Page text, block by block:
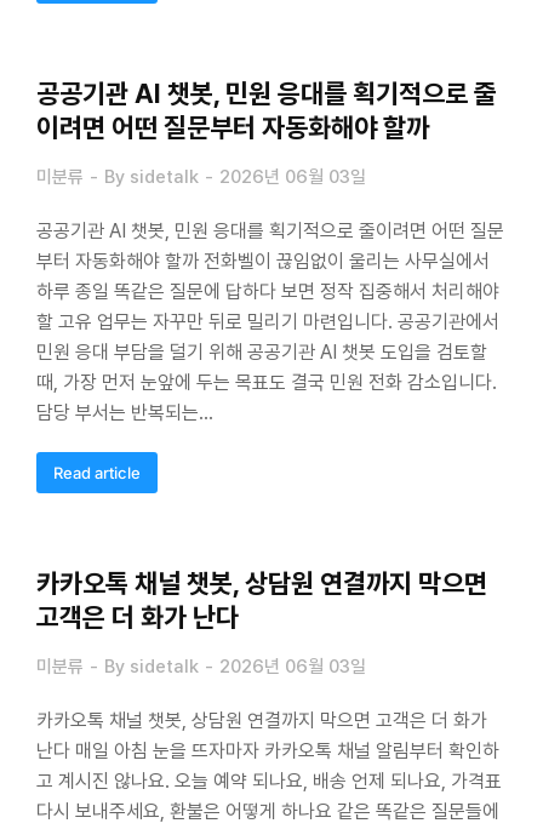
공공기관 AI 챗봇, 민원 응대를 획기적으로 줄
이려면 어떤 질문부터 자동화해야 할까
미분류 By sidetalk 2026년 06월 03일
공공기관 AI 챗봇, 민원 응대를 획기적으로 줄이려면 어떤 질문
부터 자동화해야 할까 전화벨이 끊임없이 울리는 사무실에서
하루 종일 똑같은 질문에 답하다 보면 정작 집중해서 처리해야
할 고유 업무는 자꾸만 뒤로 밀리기 마련입니다. 공공기관에서
민원 응대 부담을 덜기 위해 공공기관 AI 챗봇 도입을 검토할
때, 가장 먼저 눈앞에 두는 목표도 결국 민원 전화 감소입니다.
담당 부서는 반복되는…
Read article
카카오톡 채널 챗봇, 상담원 연결까지 막으면
고객은 더 화가 난다
미분류 By sidetalk 2026년 06월 03일
카카오톡 채널 챗봇, 상담원 연결까지 막으면 고객은 더 화가
난다 매일 아침 눈을 뜨자마자 카카오톡 채널 알림부터 확인하
고 계시진 않나요. 오늘 예약 되나요, 배송 언제 되나요, 가격표
다시 보내주세요, 환불은 어떻게 하나요 같은 똑같은 질문들에